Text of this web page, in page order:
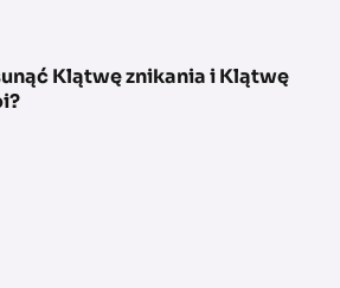
Klątwę znikania i Klątwę